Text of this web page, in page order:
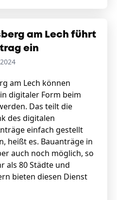
am Lech führt
ein
am Lech können
digitaler Form beim
Das teilt die
des digitalen
einfach gestellt
heißt es. Bauanträge in
auch noch möglich, so
als 80 Städte und
bieten diesen Dienst